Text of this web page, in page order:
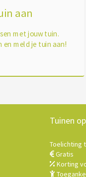
aan
met jouw tuin.
en meld je tuin aan!
Tuinen
Toelichting
Gratis
Korting